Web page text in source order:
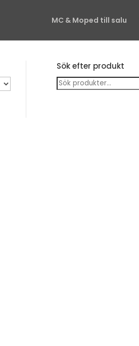
MC & Moped till salu
Sök efter produkt
Sök
efter: